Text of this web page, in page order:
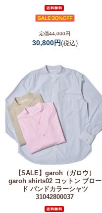
定価44,000円
30,800円(税込)
【SALE】 garoh（ガロウ）
garoh shirts02 コットン ブロー
ド バンドカラーシャツ
31042800037